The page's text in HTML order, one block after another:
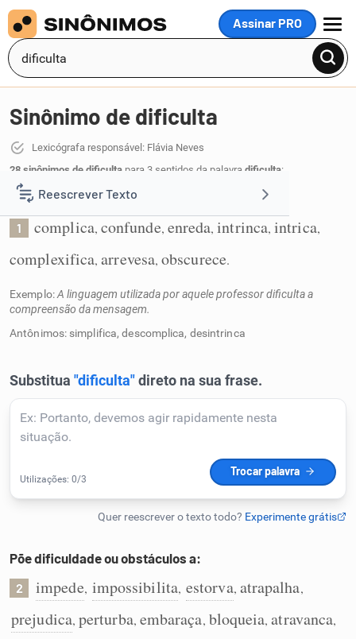
Assinar PRO
MENU
Reescrever Texto
Resumir Texto
Detector de IA
Humanizador de IA
Caça-palavras
Sinônimo de dificulta
Lexicógrafa responsável: Flávia Neves
28 sinônimos de dificulta para 3 sentidos da palavra dificulta:
Torna difícil:
1 complica, confunde, enreda,intrinca,intrica,
complexifica,arrevesa,obscurece.
Exemplo:A linguagem utilizada por aquele professor dificulta a
compreensão da mensagem.
Antônimos: simplifica, descomplica, desintrinca
Põe dificuldade ou obstáculos a:
2 impede, impossibilita, estorva, atrapalha,
prejudica, perturba, embaraça, bloqueia,atravanca,